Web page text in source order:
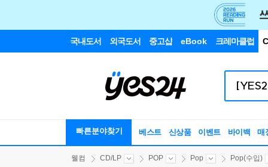
국내도서 외국도서 중고샵 eBook 크레마클럽
빠른분야찾기 베스트 신상품 이벤트 바이백 매
웰컴 CD/LP POP Pop Pop(수입)